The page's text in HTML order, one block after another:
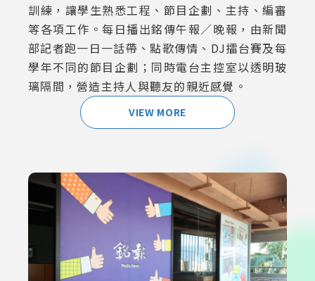
訓練，讓學生熟悉工程、節目企劃、主持、編審
等各項工作。每日播出銘傳午報／晚報，由新聞
部記者跑一日一話帶、點歌傳情、DJ擂台賽及每
學年不同的節目企劃；同時電台主控室以透明玻
璃隔間，營造主持人與聽友的親近感覺。
VIEW MORE